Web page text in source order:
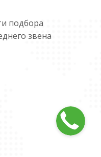
подбора
звена